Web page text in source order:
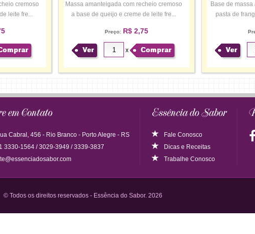
cremoso
leite fre...
Massa amanteigada com recheio cremoso
a base de queijo e creme de leite fre...
Preço: R$ 2,75
Ver x Comprar
Base de
pasta de
Ver
em Contato
Cabral, 456 - Rio Branco - Porto Alegre - RS
3330-1564 / 3029-3949 / 3339-3837
Essência do Sabor
Fale Conosco
Dicas e Receitas
Trabalhe Conosco
© Todos os direitos reservados - Essência do Sabor. 2026